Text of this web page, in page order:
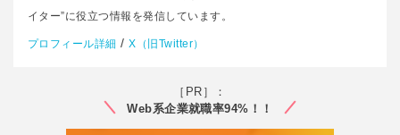
イター”に役立つ情報を発信しています。
プロフィール詳細 /X（旧Twitter）
［PR］：
Web系企業就職率94%！！